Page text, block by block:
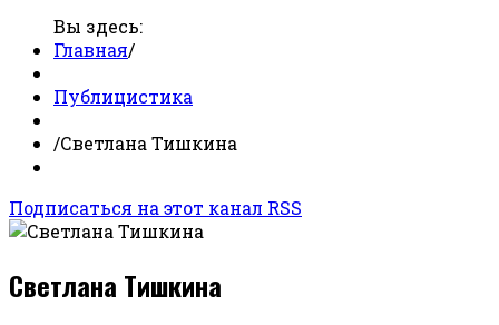
Вы здесь:
Главная/
Публицистика
/Светлана Тишкина
Подписаться на этот канал RSS
Светлана Тишкина